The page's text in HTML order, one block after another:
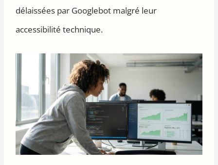
délaissées par Googlebot malgré leur
accessibilité technique.